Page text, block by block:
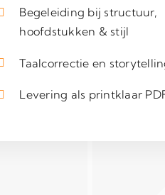
Begeleiding bij structuur,
hoofdstukken & stijl
Taalcorrectie en
Levering als printklaar